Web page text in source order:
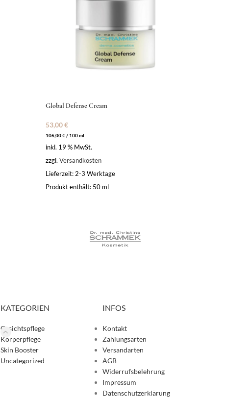
Global Defense Cream
53,00€
106,00€/ 100 ml
inkl. 19 % MwSt.
zzgl. Versandkosten
Lieferzeit: 2-3 Werktage
Produkt enthält: 50 ml
KATEGORIEN
Gesichtspflege
Körperpflege
Skin Booster
Uncategorized
INFOS
Kontakt
Zahlungsarten
Versandarten
AGB
Widerrufsbelehrung
Impressum
Datenschutzerklärung